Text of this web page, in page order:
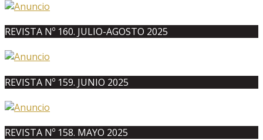
REVISTA Nº 160. JULIO-AGOSTO 2025
REVISTA Nº 159. JUNIO 2025
REVISTA Nº 158. MAYO 2025